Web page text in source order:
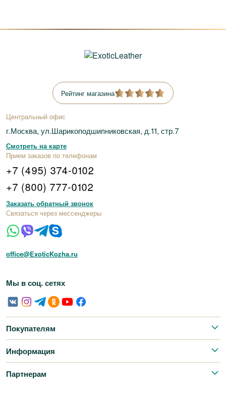
Рейтинг магазина
Центральный офис
г.Москва, ул.Шарикоподшипниковская, д.11, стр.7
Смотреть на карте
Прием заказов по телефонам
+7 (495) 374-0102
+7 (800) 777-0102
Заказать обратный звонок
Связаться через мессенджеры
office@ExoticKozha.ru
Мы в соц. сетях
Покупателям
Информация
Партнерам